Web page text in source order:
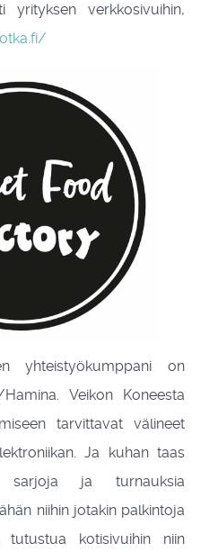
yrityksen verkkosivuihin,
yhteistyökumppani on
Veikon Koneesta
tarvittavat välineet
Ja kuhan taas
sarjoja ja turnauksia
niihin jotakin palkintoja
tutustua kotisivuihin niin